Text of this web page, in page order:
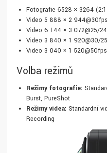
Fotografie 6528 × 3264
Video 5 888 × 2 944@30fps
Video 6 144 × 3 072@25/
Video 3 840 × 1 920@30/
Video 3 040 × 1 520@50fps
Volba režimů
Režimy fotografie:
Burst, PureShot
Režimy videa: Standardní
Recording